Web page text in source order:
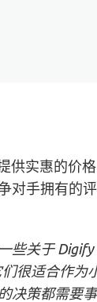
供实惠的价
对手拥有的
关于 Digify
很适合作为
决策都需要